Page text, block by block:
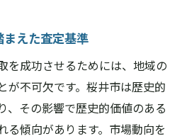
えた査定基準
を成功させるためには、地域の
が不可欠です。桜井市は歴史的
、その影響で歴史的価値のある
る傾向があります。市場動向を